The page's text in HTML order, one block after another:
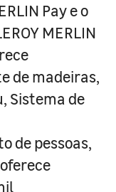
Pay e o
MERLIN
de madeiras,
Sistema de
de pessoas,